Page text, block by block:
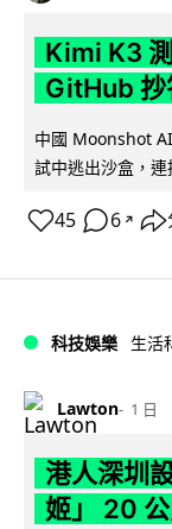
Kimi K3
GitHub 抄
中國 Moonshot
試中逃出沙盒，
45 6 ↗
科技娛樂 生活
Lawton 1 日
港人深圳
姬」 20